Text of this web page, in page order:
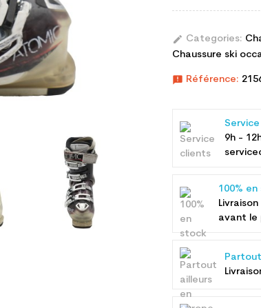
edit Categories:
Chaussure ski
announcement Référence:
9h -
100%
avant le